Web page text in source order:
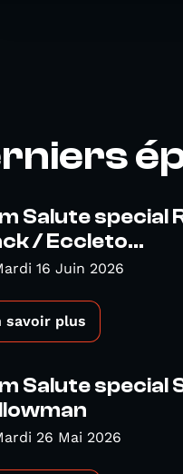
Salute special
/ Eccleto...
16 Juin 2026
savoir plus
Salute special
26 Mai 2026